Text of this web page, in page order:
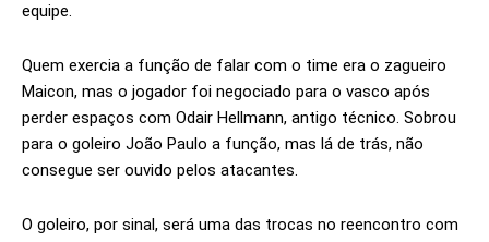
equipe.
Quem exercia a função de falar com o time era o zagueiro
Maicon, mas o jogador foi negociado para o vasco após
perder espaços com Odair Hellmann, antigo técnico. Sobrou
para o goleiro João Paulo a função, mas lá de trás, não
consegue ser ouvido pelos atacantes.
O goleiro, por sinal, será uma das trocas no reencontro com